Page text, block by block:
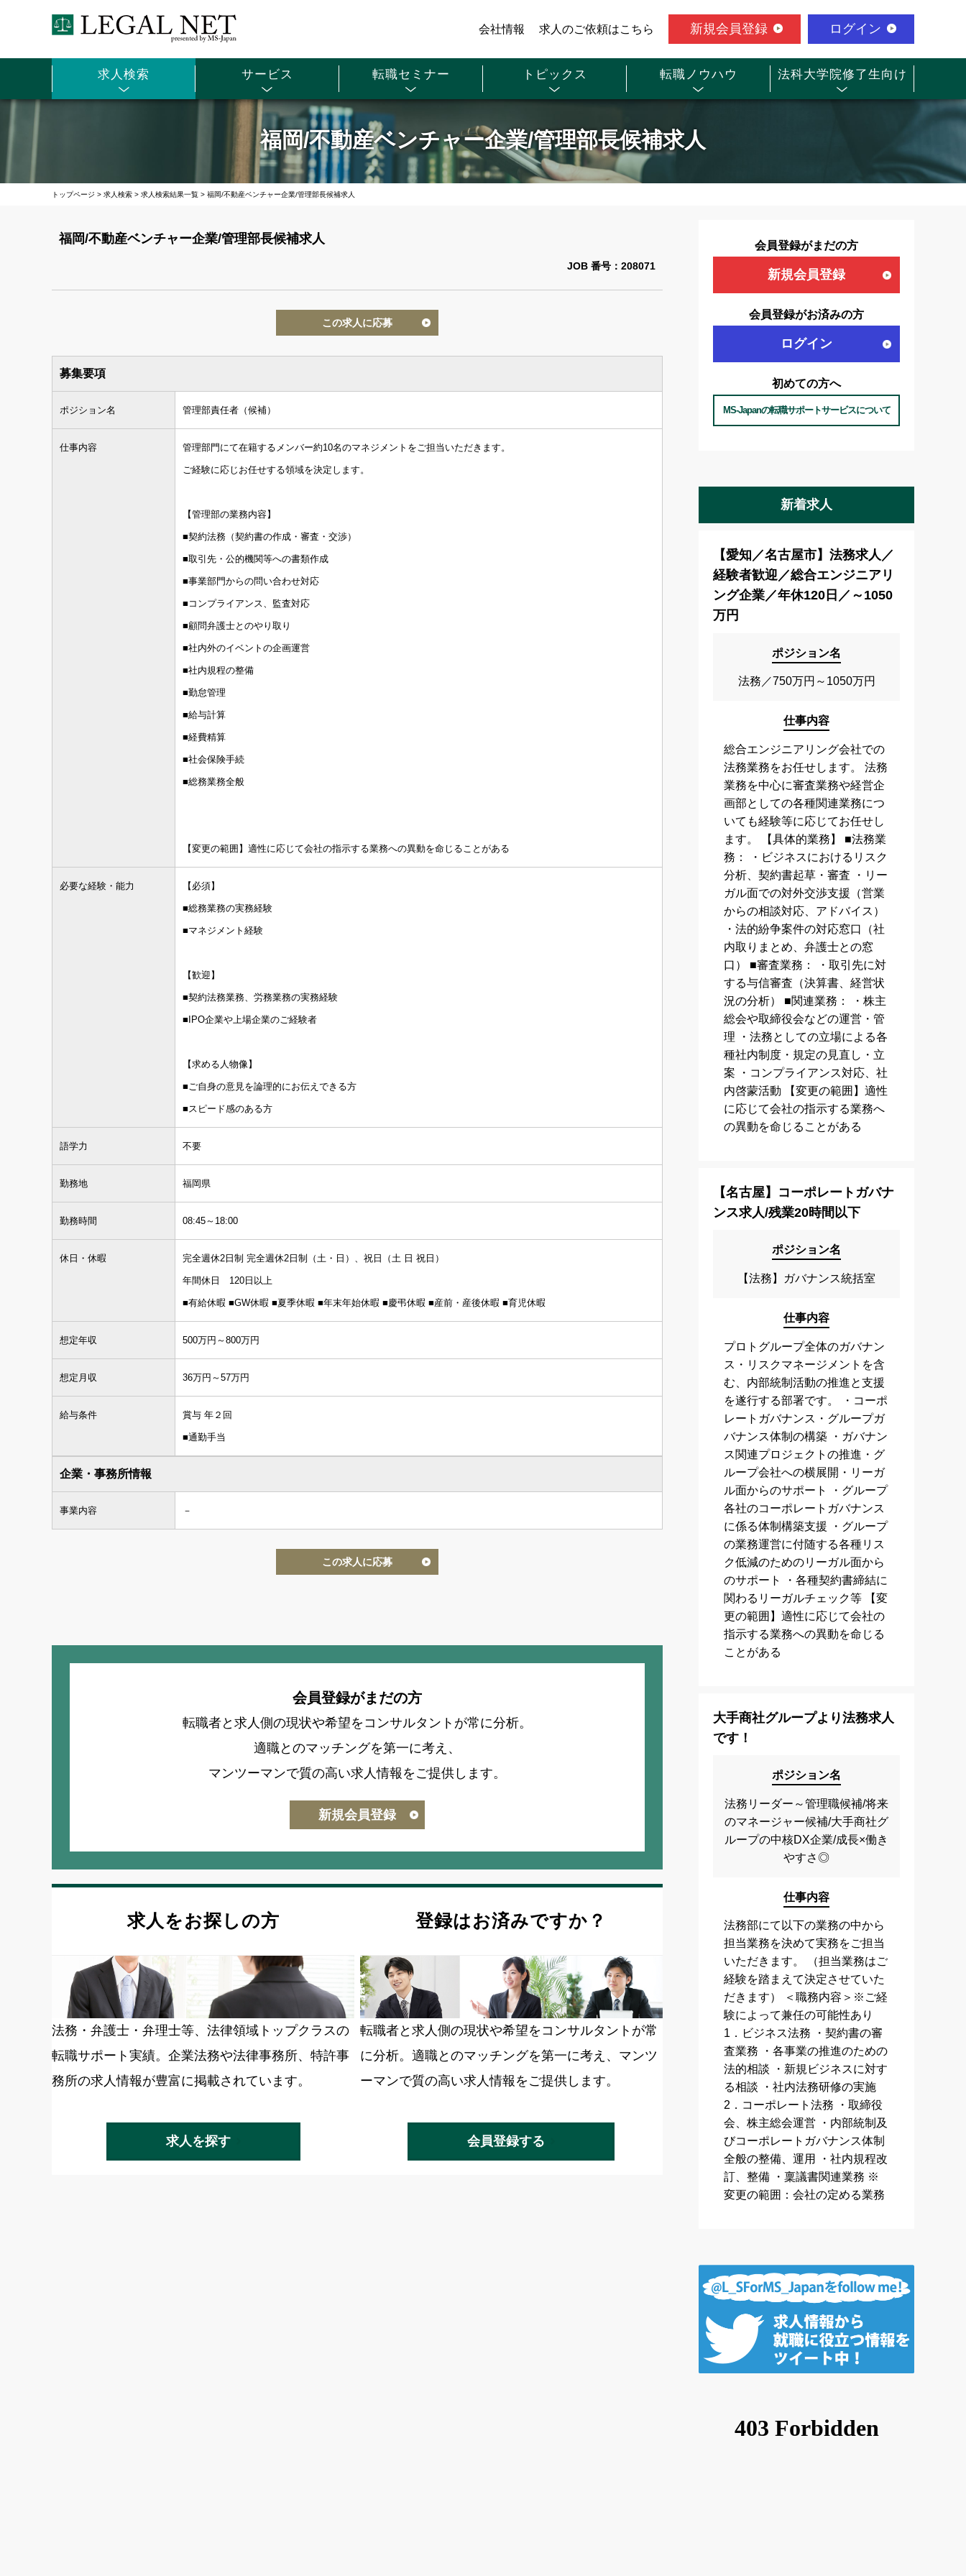
会社情報 求人のご依頼はこちら 新規会員登録 ログイン
求人検索 サービス 転職セミナー トピックス 転職ノウハウ 法科大学院修了生向け
福岡/不動産ベンチャー企業/管理部長候補求人
トップページ > 求人検索 > 求人検索結果一覧 > 福岡/不動産ベンチャー企業/管理部長候補求人
福岡/不動産ベンチャー企業/管理部長候補求人
JOB 番号：208071
この求人に応募
募集要項
ポジション名 管理部責任者（候補）
仕事内容 管理部門にて在籍するメンバー約10名のマネジメントをご担当いただきます。
ご経験に応じお任せする領域を決定します。
【管理部の業務内容】
■契約法務（契約書の作成・審査・交渉）
■取引先・公的機関等への書類作成
■事業部門からの問い合わせ対応
■コンプライアンス、監査対応
■顧問弁護士とのやり取り
■社内外のイベントの企画運営
■社内規程の整備
■勤怠管理
■給与計算
■経費精算
■社会保険手続
■総務業務全般
【変更の範囲】適性に応じて会社の指示する業務への異動を命じることがある
必要な経験・能力 【必須】
■総務業務の実務経験
■マネジメント経験
【歓迎】
■契約法務業務、労務業務の実務経験
■IPO企業や上場企業のご経験者
【求める人物像】
■ご自身の意見を論理的にお伝えできる方
■スピード感のある方
語学力 不要
勤務地 福岡県
勤務時間 08:45～18:00
休日・休暇 完全週休2日制 完全週休2日制（土・日）、祝日（土 日 祝日）
年間休日 120日以上
■有給休暇 ■GW休暇 ■夏季休暇 ■年末年始休暇 ■慶弔休暇 ■産前・産後休暇 ■育児休暇
想定年収 500万円～800万円
想定月収 36万円～57万円
給与条件 賞与 年２回
■通勤手当
企業・事務所情報
事業内容 －
この求人に応募
会員登録がまだの方
転職者と求人側の現状や希望をコンサルタントが常に分析。
適職とのマッチングを第一に考え、
マンツーマンで質の高い求人情報をご提供します。
新規会員登録
求人をお探しの方
法務・弁護士・弁理士等、法律領域トップクラスの
転職サポート実績。企業法務や法律事務所、特許事
務所の求人情報が豊富に掲載されています。
求人を探す
登録はお済みですか？
転職者と求人側の現状や希望をコンサルタントが常
に分析。適職とのマッチングを第一に考え、マンツ
ーマンで質の高い求人情報をご提供します。
会員登録する
会員登録がまだの方
新規会員登録
会員登録がお済みの方
ログイン
初めての方へ
MS-Japanの転職サポートサービスについて
新着求人
【愛知／名古屋市】法務求人／
経験者歓迎／総合エンジニアリ
ング企業／年休120日／～1050
万円
ポジション名
法務／750万円～1050万円
仕事内容
総合エンジニアリング会社での
法務業務をお任せします。 法務
業務を中心に審査業務や経営企
画部としての各種関連業務につ
いても経験等に応じてお任せし
ます。 【具体的業務】 ■法務業
務： ・ビジネスにおけるリスク
分析、契約書起草・審査 ・リー
ガル面での対外交渉支援（営業
からの相談対応、アドバイス）
・法的紛争案件の対応窓口（社
内取りまとめ、弁護士との窓
口） ■審査業務： ・取引先に対
する与信審査（決算書、経営状
況の分析） ■関連業務： ・株主
総会や取締役会などの運営・管
理 ・法務としての立場による各
種社内制度・規定の見直し・立
案 ・コンプライアンス対応、社
内啓蒙活動 【変更の範囲】適性
に応じて会社の指示する業務へ
の異動を命じることがある
【名古屋】コーポレートガバナ
ンス求人/残業20時間以下
ポジション名
【法務】ガバナンス統括室
仕事内容
プロトグループ全体のガバナン
ス・リスクマネージメントを含
む、内部統制活動の推進と支援
を遂行する部署です。 ・コーポ
レートガバナンス・グループガ
バナンス体制の構築 ・ガバナン
ス関連プロジェクトの推進・グ
ループ会社への横展開・リーガ
ル面からのサポート ・グループ
各社のコーポレートガバナンス
に係る体制構築支援 ・グループ
の業務運営に付随する各種リス
ク低減のためのリーガル面から
のサポート ・各種契約書締結に
関わるリーガルチェック等 【変
更の範囲】適性に応じて会社の
指示する業務への異動を命じる
ことがある
大手商社グループより法務求人
です！
ポジション名
法務リーダー～管理職候補/将来
のマネージャー候補/大手商社グ
ループの中核DX企業/成長×働き
やすさ◎
仕事内容
法務部にて以下の業務の中から
担当業務を決めて実務をご担当
いただきます。 （担当業務はご
経験を踏まえて決定させていた
だきます） ＜職務内容＞※ご経
験によって兼任の可能性あり
1．ビジネス法務 ・契約書の審
査業務 ・各事業の推進のための
法的相談 ・新規ビジネスに対す
る相談 ・社内法務研修の実施
2．コーポレート法務 ・取締役
会、株主総会運営 ・内部統制及
びコーポレートガバナンス体制
全般の整備、運用 ・社内規程改
訂、整備 ・稟議書関連業務 ※
変更の範囲：会社の定める業務